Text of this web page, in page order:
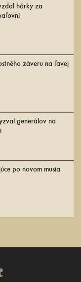
hárky za
záveru na ľavej
generálov na
po novom musia